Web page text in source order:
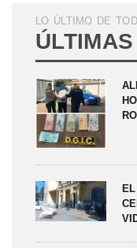
LO ÚLTIMO DE